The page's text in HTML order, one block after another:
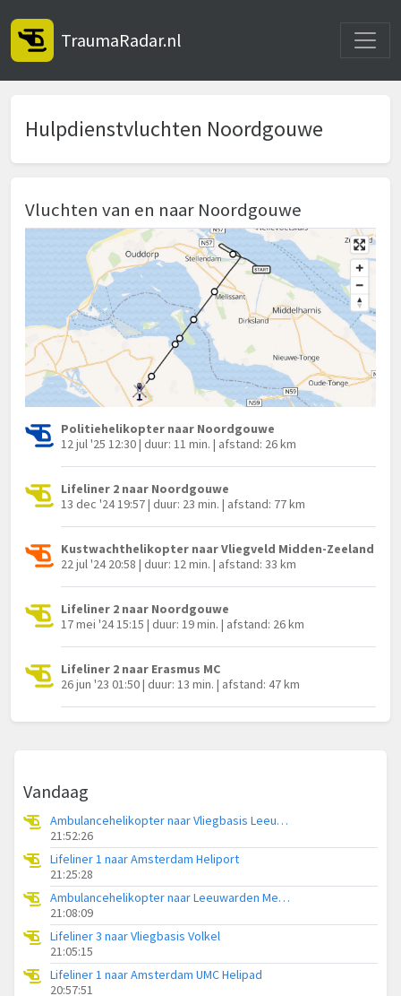
TraumaRadar.nl
Hulpdienstvluchten Noordgouwe
Vluchten van en naar Noordgouwe
Politiehelikopter naar Noordgouwe
12 jul '25 12:30 | duur: 11 min. | afstand: 26 km
Lifeliner 2 naar Noordgouwe
13 dec '24 19:57 | duur: 23 min. | afstand: 77 km
Kustwachthelikopter naar Vliegveld Midden-Zeeland
22 jul '24 20:58 | duur: 12 min. | afstand: 33 km
Lifeliner 2 naar Noordgouwe
17 mei '24 15:15 | duur: 19 min. | afstand: 26 km
Lifeliner 2 naar Erasmus MC
26 jun '23 01:50 | duur: 13 min. | afstand: 47 km
Vandaag
Ambulancehelikopter naar Vliegbasis Leeuwarden
21:52:26
Lifeliner 1 naar Amsterdam Heliport
21:25:28
Ambulancehelikopter naar Leeuwarden Medical Center Heliport
21:08:09
Lifeliner 3 naar Vliegbasis Volkel
21:05:15
Lifeliner 1 naar Amsterdam UMC Helipad
20:57:51